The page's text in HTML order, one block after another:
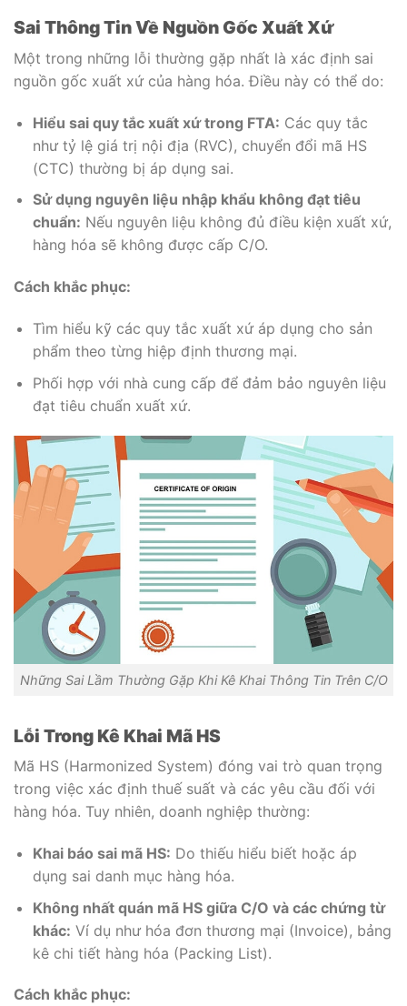
Sai Thông Tin Về Nguồn Gốc Xuất Xứ
Một trong những lỗi thường gặp nhất là xác định sai
nguồn gốc xuất xứ của hàng hóa. Điều này có thể do:
Hiểu sai quy tắc xuất xứ trong FTA: Các quy tắc
như tỷ lệ giá trị nội địa (RVC), chuyển đổi mã HS
(CTC) thường bị áp dụng sai.
Sử dụng nguyên liệu nhập khẩu không đạt tiêu
chuẩn: Nếu nguyên liệu không đủ điều kiện xuất xứ,
hàng hóa sẽ không được cấp C/O.
Cách khắc phục:
Tìm hiểu kỹ các quy tắc xuất xứ áp dụng cho sản
phẩm theo từng hiệp định thương mại.
Phối hợp với nhà cung cấp để đảm bảo nguyên liệu
đạt tiêu chuẩn xuất xứ.
Những Sai Lầm Thường Gặp Khi Kê Khai Thông Tin Trên C/O
Lỗi Trong Kê Khai Mã HS
Mã HS (Harmonized System) đóng vai trò quan trọng
trong việc xác định thuế suất và các yêu cầu đối với
hàng hóa. Tuy nhiên, doanh nghiệp thường:
Khai báo sai mã HS: Do thiếu hiểu biết hoặc áp
dụng sai danh mục hàng hóa.
Không nhất quán mã HS giữa C/O và các chứng từ
khác: Ví dụ như hóa đơn thương mại (Invoice), bảng
kê chi tiết hàng hóa (Packing List).
Cách khắc phục: